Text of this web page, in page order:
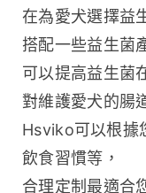
在為愛犬選擇益
搭配一些益生菌
可以提高益生菌
對維護愛犬的腸
Hsviko可以根據
飲食習慣等，
合理定制最適合